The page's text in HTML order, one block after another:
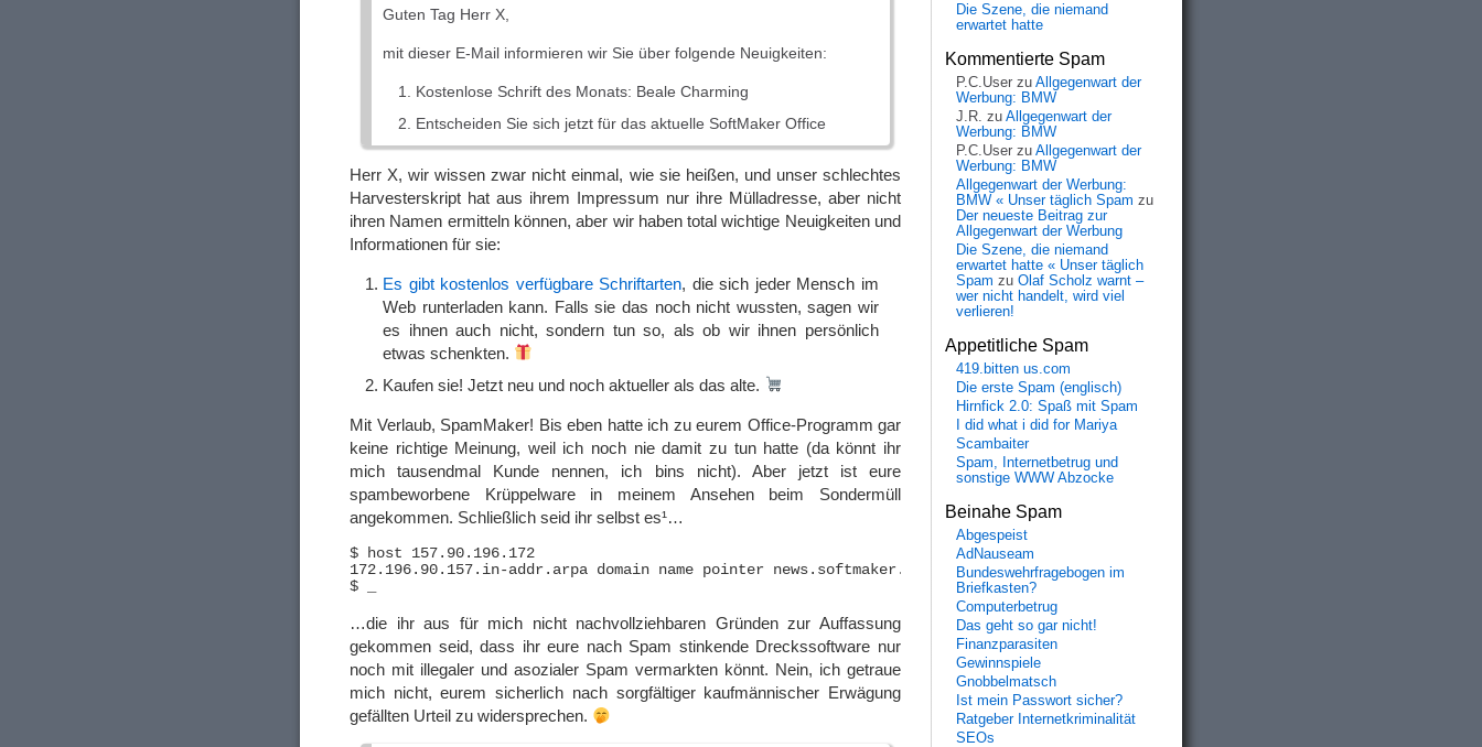
Guten Tag Herr X,
mit dieser E-Mail informieren wir Sie über folgende Neuigkeiten:
Kostenlose Schrift des Monats: Beale Charming
Entscheiden Sie sich jetzt für das aktuelle SoftMaker Office
Herr X, wir wissen zwar nicht einmal, wie sie heißen, und unser schlechtes
Harvesterskript hat aus ihrem Impressum nur ihre Mülladresse, aber nicht
ihren Namen ermitteln können, aber wir haben total wichtige Neuigkeiten und
Informationen für sie:
Es gibt kostenlos verfügbare Schriftarten, die sich jeder Mensch im
Web runterladen kann. Falls sie das noch nicht wussten, sagen wir
es ihnen auch nicht, sondern tun so, als ob wir ihnen persönlich
etwas schenkten.
Kaufen sie! Jetzt neu und noch aktueller als das alte.
Mit Verlaub, SpamMaker! Bis eben hatte ich zu eurem Office-Programm gar
keine richtige Meinung, weil ich noch nie damit zu tun hatte (da könnt ihr
mich tausendmal Kunde nennen, ich bins nicht). Aber jetzt ist eure
spambeworbene Krüppelware in meinem Ansehen beim Sondermüll
angekommen. Schließlich seid ihr selbst es¹…
$ host 157.90.196.172
172.196.90.157.in-addr.arpa domain name pointer news.softmaker.com.
…die ihr aus für mich nicht nachvollziehbaren Gründen zur Auffassung
gekommen seid, dass ihr eure nach Spam stinkende Dreckssoftware nur
noch mit illegaler und asozialer Spam vermarkten könnt. Nein, ich getraue
mich nicht, eurem sicherlich nach sorgfältiger kaufmännischer Erwägung
gefällten Urteil zu widersprechen.
Die Szene, die niemand
erwartet hatte
Kommentierte Spam
P.C.User zu Allgegenwart der
Werbung: BMW
J.R. zu Allgegenwart der
Werbung: BMW
P.C.User zu Allgegenwart der
Werbung: BMW
Allgegenwart der Werbung:
BMW « Unser täglich Spam zu
Der neueste Beitrag zur
Allgegenwart der Werbung
Die Szene, die niemand
erwartet hatte « Unser täglich
Spam zu Olaf Scholz warnt –
wer nicht handelt, wird viel
verlieren!
Appetitliche Spam
419.bitten us.com
Die erste Spam (englisch)
Hirnfick 2.0: Spaß mit Spam
I did what i did for Mariya
Scambaiter
Spam, Internetbetrug und
sonstige WWW Abzocke
Beinahe Spam
Abgespeist
AdNauseam
Bundeswehrfragebogen im
Briefkasten?
Computerbetrug
Das geht so gar nicht!
Finanzparasiten
Gewinnspiele
Gnobbelmatsch
Ist mein Passwort sicher?
Ratgeber Internetkriminalität
SEOs